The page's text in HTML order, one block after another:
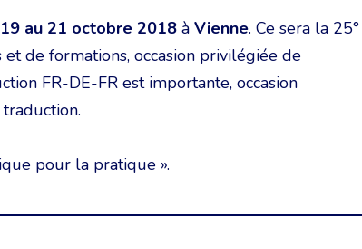
au 21 octobre 2018 à Vienne. Ce sera la 25°
de formations, occasion privilégiée de
FR-DE-FR est importante, occasion
pour la pratique ».